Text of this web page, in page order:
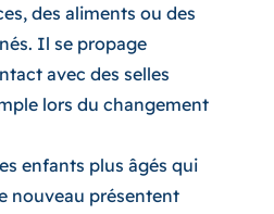
des aliments ou des
Il se propage
avec des selles
lors du changement
enfants plus âgés qui
nouveau présentent